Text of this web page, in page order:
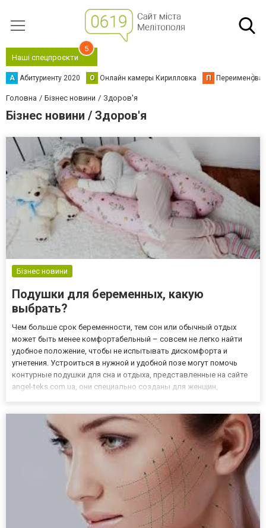
Наші спецпроєкти
5
А Абитуриенту 2020 О Онлайн камеры Кирилловка П
Головна Бізнес новини Здоров'я
Бізнес новини / Здоров'я
Бізнес новини
Подушки для беременных, какую
выбрать?
Чем больше срок беременности, тем сон или обычный отдых
может быть менее комфортабельный – совсем не легко найти
удобное положение, чтобы не испытывать дискомфорта и
угнетения. Устроиться в нужной и удобной позе могут помочь
контурные подушки для сна и отдыха, представленные на сайте
angel-teks.com.ua, они специально созданы для женщин,
Покупку подушки...